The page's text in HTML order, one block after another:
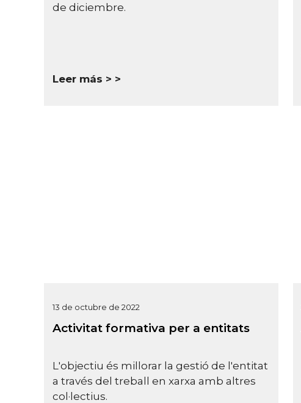
de diciembre.
Leer más >
13 de octubre de 2022
Activitat formativa per a entitats
L'objectiu és millorar la gestió de l'entitat
a través del treball en xarxa amb altres
col·lectius.